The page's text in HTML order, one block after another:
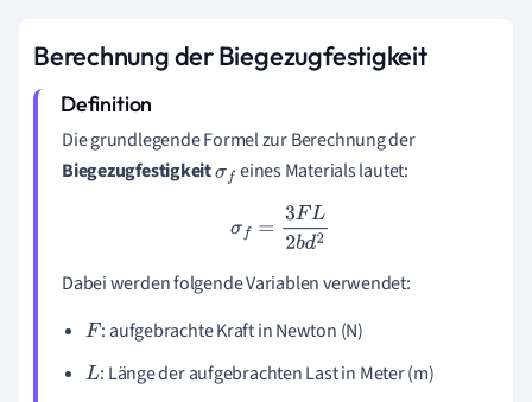
Berechnung der Biegezugfestigkeit
Die grundlegende Formel zur Berechnung der
Biegezugfestigkeitσf eines Materials lautet:
σf=3F L2bd2
Dabei werden folgende Variablen verwendet:
F : aufgebrachte Kraft in Newton (N)
L : Länge der aufgebrachten Last in Meter (m)